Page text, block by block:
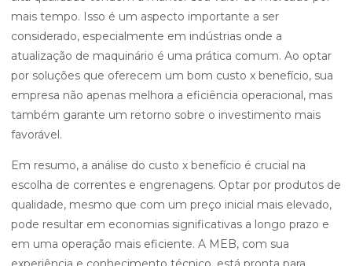
mais tempo. Isso é um aspecto importante a ser
considerado, especialmente em indústrias onde a
atualização de maquinário é uma prática comum. Ao optar
por soluções que oferecem um bom custo x benefício, sua
empresa não apenas melhora a eficiência operacional, mas
também garante um retorno sobre o investimento mais
favorável.
Em resumo, a análise do custo x benefício é crucial na
escolha de correntes e engrenagens. Optar por produtos de
qualidade, mesmo que com um preço inicial mais elevado,
pode resultar em economias significativas a longo prazo e
em uma operação mais eficiente. A MEB, com sua